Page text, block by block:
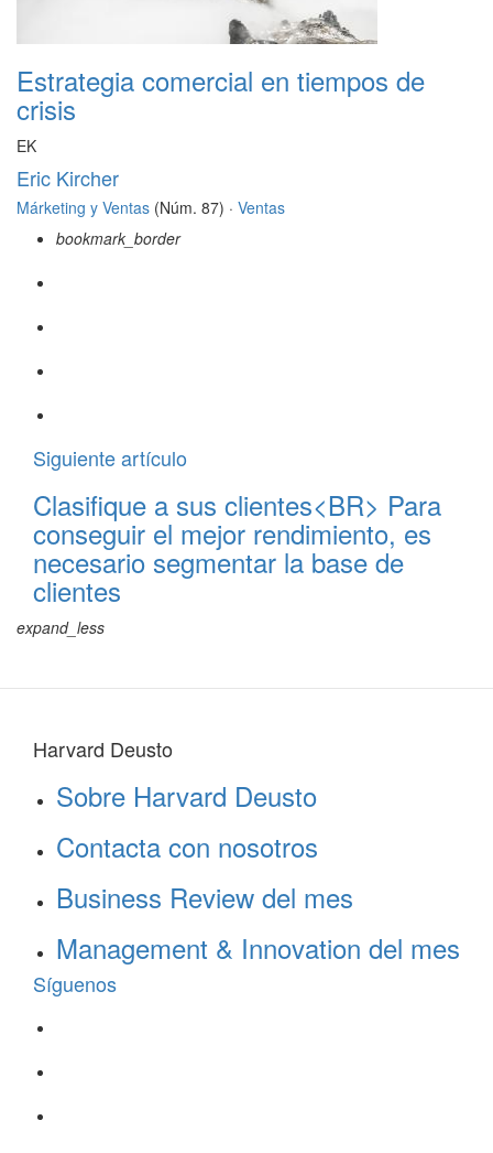
Estrategia comercial en tiempos de
crisis
EK
Eric Kircher
Márketing y Ventas (Núm. 87) · Ventas
bookmark_border
Siguiente artículo
Clasifique a sus clientes<BR> Para
conseguir el mejor rendimiento, es
necesario segmentar la base de
clientes
expand_less
Harvard Deusto
Sobre Harvard Deusto
Contacta con nosotros
Business Review del mes
Management & Innovation del mes
Síguenos